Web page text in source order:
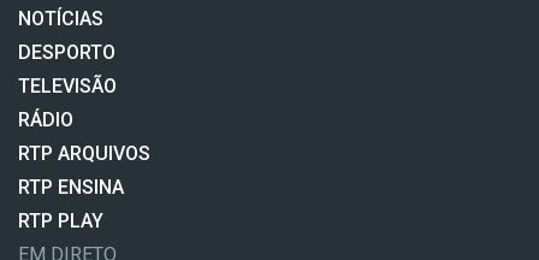
NOTÍCIAS
DESPORTO
TELEVISÃO
RÁDIO
RTP ARQUIVOS
RTP ENSINA
RTP PLAY
EM DIRETO